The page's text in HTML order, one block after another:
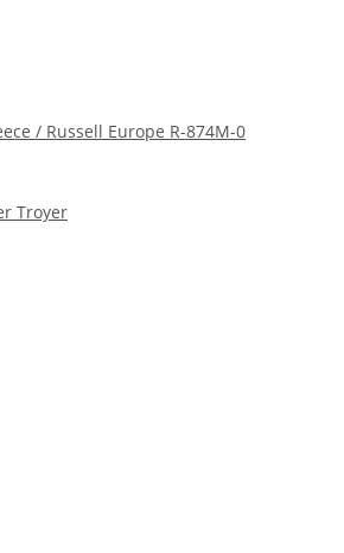
/ Russell Europe R-874M-0